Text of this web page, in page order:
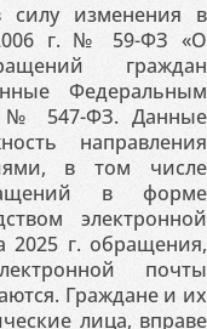
изменения в
г. № 59-ФЗ «О
граждан
Федеральным
№ 547-ФЗ. Данные
направления
в том числе
в форме
электронной
2025 г. обращения,
почты
Граждане и их
лица, вправе